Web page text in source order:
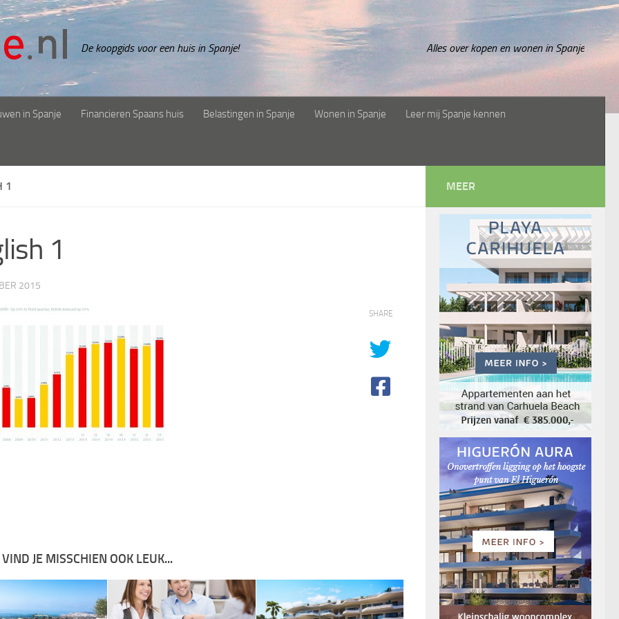
De koopgids voor een huis in Spanje! Alles over kopen en wonen in Spanje
in Spanje Financieren Spaans huis Belastingen in Spanje Wonen in Spanje Leer mij Spanje kennen
1
1
2015
SHARE
JE MISSCHIEN OOK LEUK...
MEER